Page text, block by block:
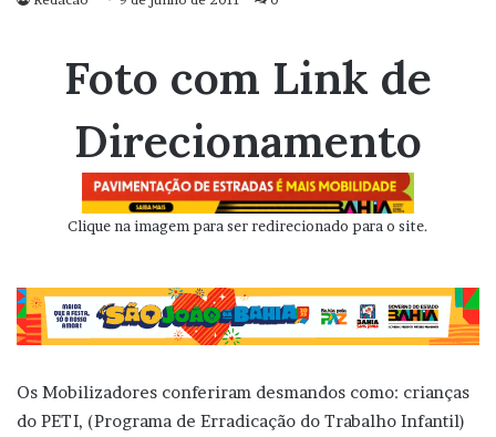
Foto com Link de
Direcionamento
Clique na imagem para ser redirecionado para o site.
Os Mobilizadores conferiram desmandos como: crianças
do PETI, (Programa de Erradicação do Trabalho Infantil)